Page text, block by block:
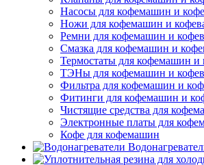
Насосы для кофемашин и
Ножи для кофемашин и
Ремни для кофемашин и
Смазка для кофемашин и
Термостаты для кофемашин и
ТЭНы для кофемашин и
Фильтра для кофемашин и
Фитинги для кофемашин и
Чистящие средства для
Электронные платы для
Кофе для кофемашин